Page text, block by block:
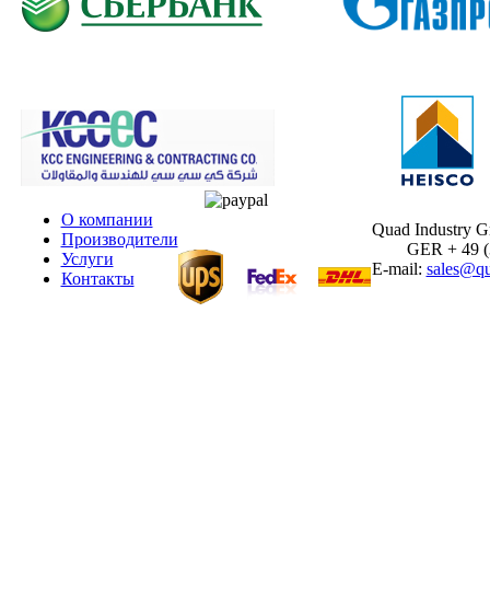
О компании
Производители
Услуги
Контакты
Quad Industry
GER + 49
E-mail: